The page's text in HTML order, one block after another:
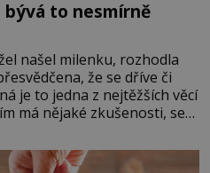
to nesmírně
našel milenku, rozhodla
že se dříve či
je to jedna z nejtěžších věcí
má nějaké zkušenosti, se
si manžel pořídil milenku,